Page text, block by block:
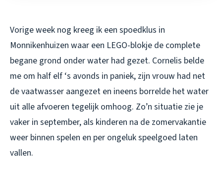
Vorige week nog kreeg ik een spoedklus in
Monnikenhuizen waar een LEGO-blokje de complete
begane grond onder water had gezet. Cornelis belde
me om half elf ‘s avonds in paniek, zijn vrouw had net
de vaatwasser aangezet en ineens borrelde het water
uit alle afvoeren tegelijk omhoog. Zo’n situatie zie je
vaker in september, als kinderen na de zomervakantie
weer binnen spelen en per ongeluk speelgoed laten
vallen.